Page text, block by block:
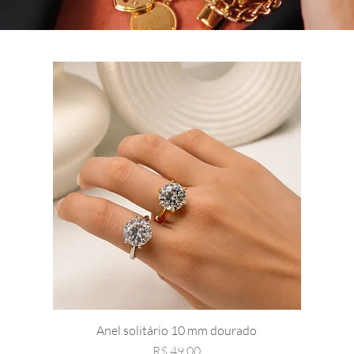
Anel solitário 10 mm dourado
Preço
R$ 49,00